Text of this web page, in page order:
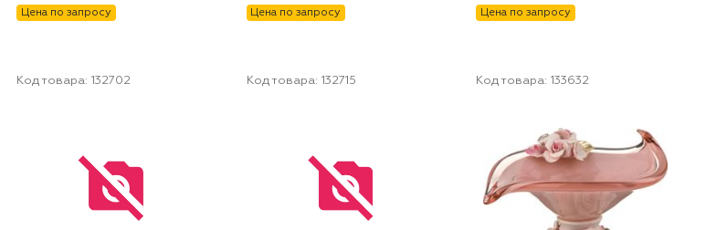
Цена по запросу Цена по запросу Цена по запросу
Код товара: 132702 Код товара: 132715 Код товара: 133632